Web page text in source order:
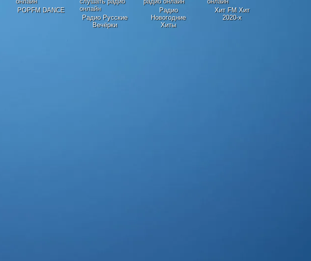
POPFM DANCE
Радио Русские
Вечёрки
Радио
Новогодние
Хиты
Хит FM Хит
2020-х